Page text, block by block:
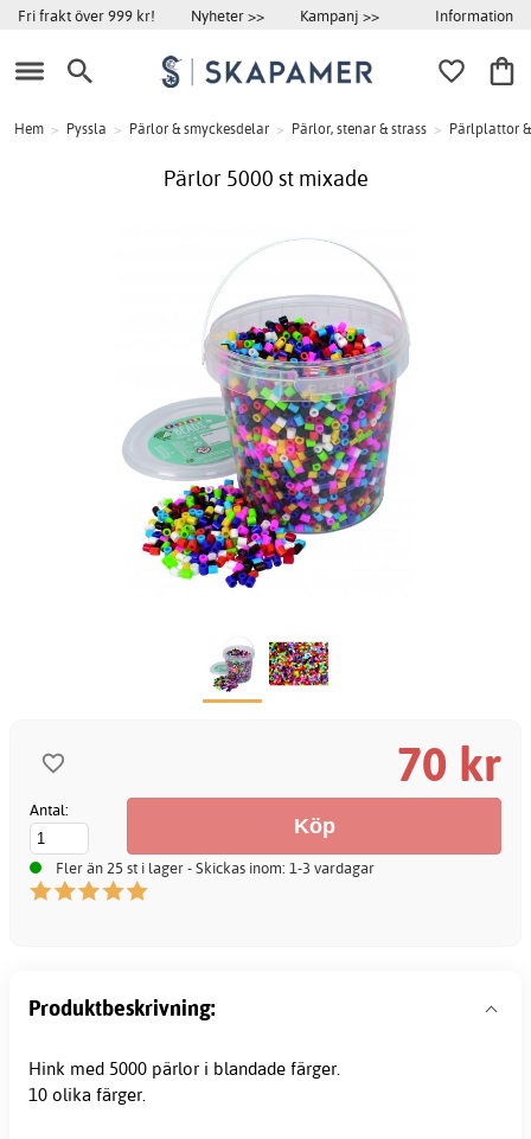
Fri frakt över 999 kr! Nyheter >> Kampanj >> Information
Hem > Pyssla > Pärlor & smyckesdelar > Pärlor, stenar & strass > Pärlplattor
Pärlor 5000 st mixade
70 kr
Antal:
Fler än 25 st i lager - Skickas inom: 1-3 vardagar
Produktbeskrivning:
Hink med 5000 pärlor i blandade färger.
10 olika färger.